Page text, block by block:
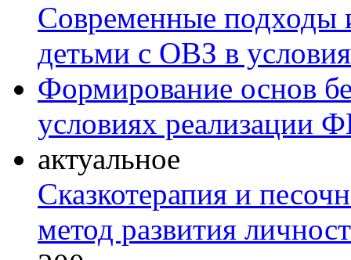
Современные подходы
детьми с ОВЗ в
Формирование основ
условиях реализации
актуальное
Сказкотерапия и
метод развития